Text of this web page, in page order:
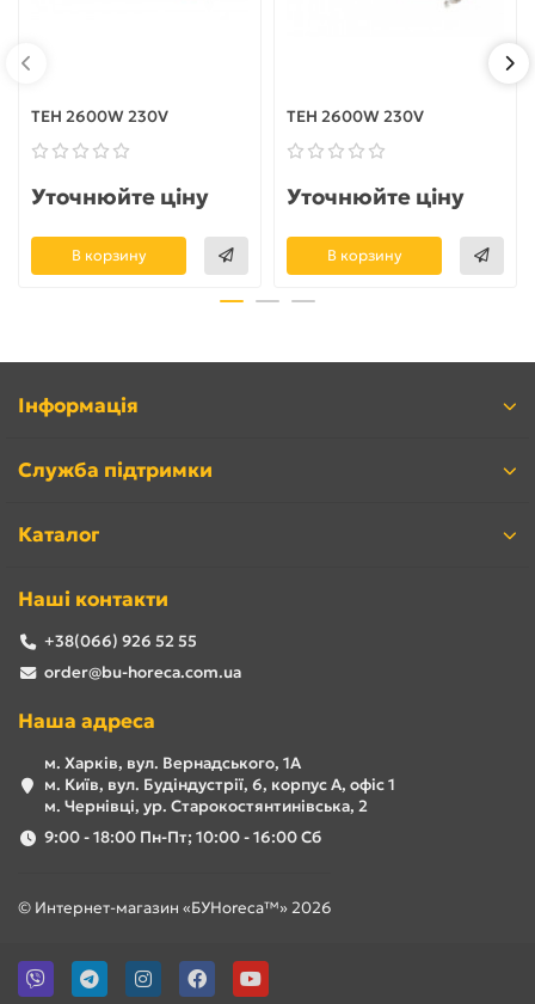
ТЕН 2600W 230V
Уточнюйте ціну
В корзину
ТЕН 2600W 230V
Уточнюйте ціну
В корзину
Інформація
Служба підтримки
Каталог
Наші контакти
+38(066) 926 52 55
order@bu-horeca.com.ua
Наша адреса
м. Харків, вул. Вернадського, 1А
м. Київ, вул. Будіндустрії, 6, корпус А, офіс 1
м. Чернівці, ур. Старокостянтинівська, 2
9:00 - 18:00 Пн-Пт; 10:00 - 16:00 Сб
© Интернет-магазин «БУHoreca™» 2026